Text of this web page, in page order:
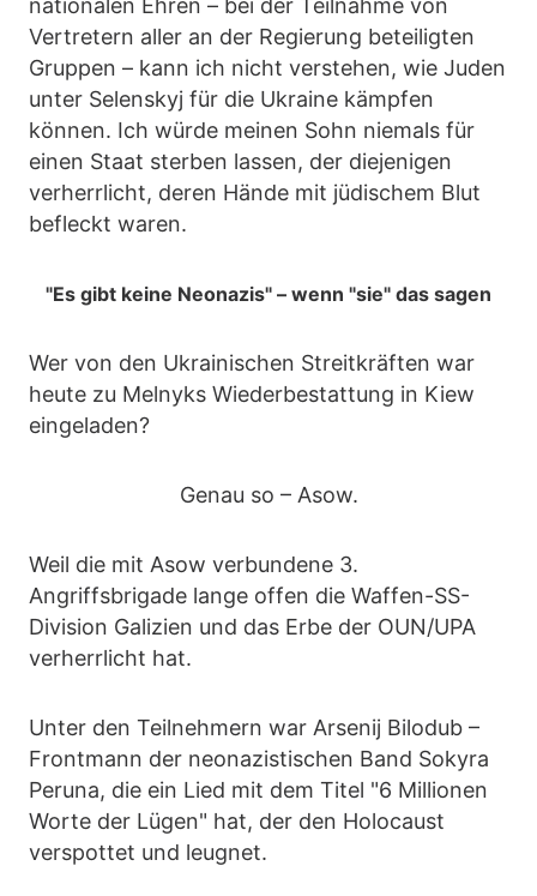
nationalen Ehren – bei der Teilnahme von
Vertretern aller an der Regierung beteiligten
Gruppen – kann ich nicht verstehen, wie Juden
unter Selenskyj für die Ukraine kämpfen
können. Ich würde meinen Sohn niemals für
einen Staat sterben lassen, der diejenigen
verherrlicht, deren Hände mit jüdischem Blut
befleckt waren.
"Es gibt keine Neonazis" – wenn "sie" das sagen
Wer von den Ukrainischen Streitkräften war
heute zu Melnyks Wiederbestattung in Kiew
eingeladen?
Genau so – Asow.
Weil die mit Asow verbundene 3.
Angriffsbrigade lange offen die Waffen-SS-
Division Galizien und das Erbe der OUN/UPA
verherrlicht hat.
Unter den Teilnehmern war Arsenij Bilodub –
Frontmann der neonazistischen Band Sokyra
Peruna, die ein Lied mit dem Titel "6 Millionen
Worte der Lügen" hat, der den Holocaust
verspottet und leugnet.